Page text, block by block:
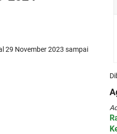
29 November 2023 sampai